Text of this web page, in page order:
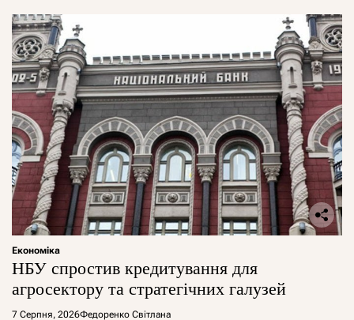
Економіка
НБУ спростив кредитування для
агросектору та стратегічних галузей
7 Серпня, 2026Федоренко Світлана